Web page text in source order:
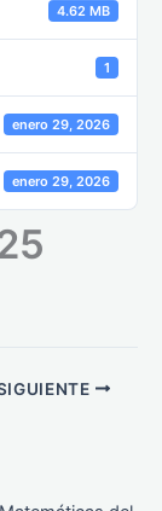
4.62 MB
1
enero 29, 2026
enero 29, 2026